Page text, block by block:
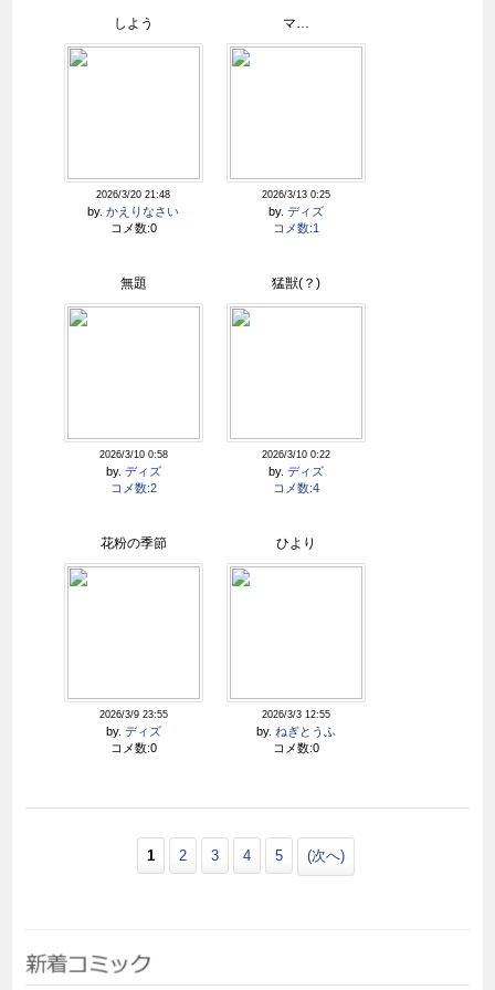
しよう
2026/3/20 21:48
by.かえりなさい
コメ数:0
マ…
2026/3/13 0:25
by. ディズ
コメ数:1
無題
2026/3/10 0:58
by. ディズ
コメ数:2
猛獣(？)
2026/3/10 0:22
by. ディズ
コメ数:4
花粉の季節
2026/3/9 23:55
by. ディズ
コメ数:0
ひより
2026/3/3 12:55
by. ねぎとうふ
コメ数:0
1 2 3 4 5 (次へ)